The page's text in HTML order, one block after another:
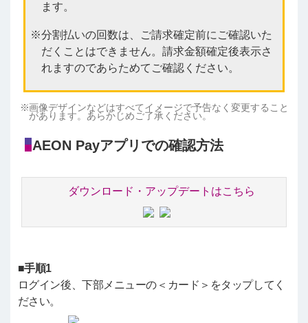
ます。
分割払いの回数は、ご請求確定前にご確認いた
だくことはできません。請求金額確定後表示さ
れますのであらためてご確認ください。
画像デザインなどはすべてイメージで予告なく変更すること
があります。あらかじめご了承ください。
AEON Payアプリでの確認方法
ダウンロード・アップデートはこちら
■手順1
ログイン後、下部メニューの＜カード＞をタップしてく
ださい。